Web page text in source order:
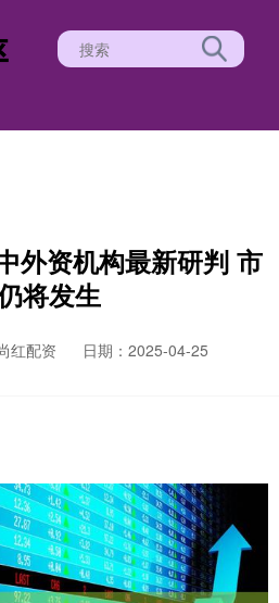
外资机构最新研判 市
将发生
红配资
日期：2025-04-25